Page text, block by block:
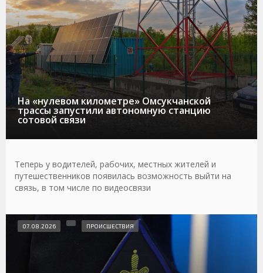
На «нулевом километре» Омсукчанской
трассы запустили автономную станцию
сотовой связи
Теперь у водителей, рабочих, местных жителей и
путешественников появилась возможность выйти на
связь, в том числе по видеосвязи
07.08.2026 ПРОИСШЕСТВИЯ